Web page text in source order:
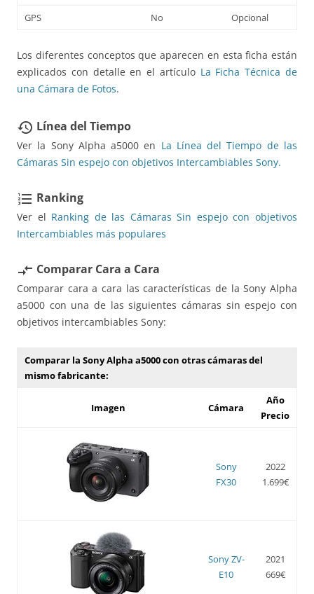
GPS
No Opcional
Los diferentes conceptos que aparecen en esta ficha están
explicados con detalle en el artículo La Ficha Técnica de
una Cámara de Fotos.
restore Línea del Tiempo
Ver la Sony Alpha a5000 en La Línea del Tiempo de las
Cámaras Sin espejo con objetivos Intercambiables Sony.
format_list_numbered Ranking
Ver el Ranking de las Cámaras Sin espejo con objetivos
Intercambiables más populares
compare_arrows Comparar Cara a Cara
Comparar cara a cara las características de la Sony Alpha
a5000 con una de las siguientes cámaras sin espejo con
objetivos intercambiables Sony:
Comparar la Sony Alpha a5000 con otras cámaras del
mismo fabricante:
Imagen Cámara
Año
Precio
Sony
FX30
2022
1.699€
Sony ZV-
E10
2021
669€